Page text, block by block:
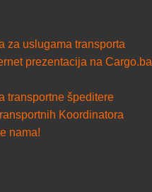
za uslugama transporta
prezentacija na Cargo.ba
transportne špeditere
Koordinatora
nama!